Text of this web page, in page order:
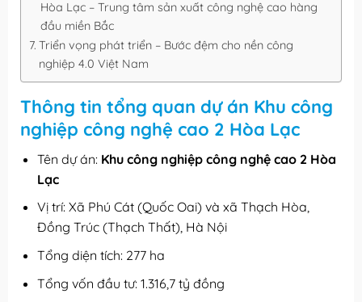
Hòa Lạc – Trung tâm sản xuất công nghệ cao hàng
đầu miền Bắc
Triển vọng phát triển – Bước đệm cho nền công
nghiệp 4.0 Việt Nam
Thông tin tổng quan dự án Khu công
nghiệp công nghệ cao 2 Hòa Lạc
Tên dự án: Khu công nghiệp công nghệ cao 2 Hòa
Lạc
Vị trí: Xã Phú Cát (Quốc Oai) và xã Thạch Hòa,
Đồng Trúc (Thạch Thất), Hà Nội
Tổng diện tích: 277 ha
Tổng vốn đầu tư: 1.316,7 tỷ đồng